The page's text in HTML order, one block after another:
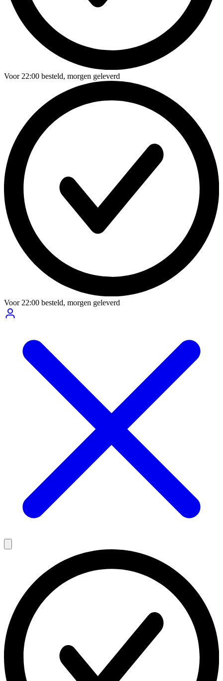
Voor22:00 besteld, morgen geleverd
Voor22:00 besteld, morgen geleverd